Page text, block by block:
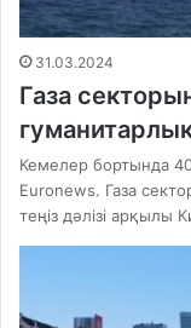
31.03.2024
Газа
Кемелер бортында
Euronews. Газа
теңіз дәлізі арқылы